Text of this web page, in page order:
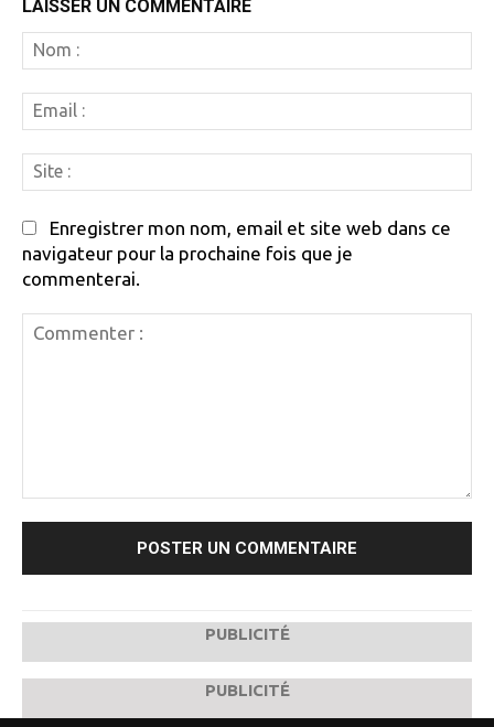
LAISSER UN COMMENTAIRE
:
:
:
Enregistrer mon nom, email et site web dans ce
navigateur pour la prochaine fois que je
commenterai.
PUBLICITÉ
PUBLICITÉ